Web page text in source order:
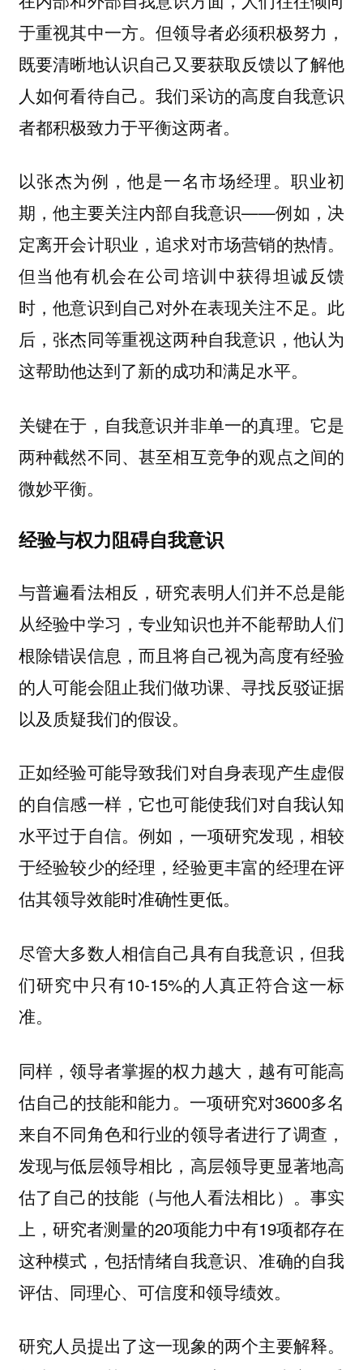
于重视其中一方。但领导者必须积极努力，
既要清晰地认识自己又要获取反馈以了解他
人如何看待自己。我们采访的高度自我意识
者都积极致力于平衡这两者。
以张杰为例，他是一名市场经理。职业初
期，他主要关注内部自我意识——例如，决
定离开会计职业，追求对市场营销的热情。
但当他有机会在公司培训中获得坦诚反馈
时，他意识到自己对外在表现关注不足。此
后，张杰同等重视这两种自我意识，他认为
这帮助他达到了新的成功和满足水平。
关键在于，自我意识并非单一的真理。它是
两种截然不同、甚至相互竞争的观点之间的
微妙平衡。
经验与权力阻碍自我意识
与普遍看法相反，研究表明人们并不总是能
从经验中学习，专业知识也并不能帮助人们
根除错误信息，而且将自己视为高度有经验
的人可能会阻止我们做功课、寻找反驳证据
以及质疑我们的假设。
正如经验可能导致我们对自身表现产生虚假
的自信感一样，它也可能使我们对自我认知
水平过于自信。例如，一项研究发现，相较
于经验较少的经理，经验更丰富的经理在评
估其领导效能时准确性更低。
尽管大多数人相信自己具有自我意识，但我
们研究中只有10-15%的人真正符合这一标
准。
同样，领导者掌握的权力越大，越有可能高
估自己的技能和能力。一项研究对3600多名
来自不同角色和行业的领导者进行了调查，
发现与低层领导相比，高层领导更显著地高
估了自己的技能（与他人看法相比）。事实
上，研究者测量的20项能力中有19项都存在
这种模式，包括情绪自我意识、准确的自我
评估、同理心、可信度和领导绩效。
研究人员提出了这一现象的两个主要解释。